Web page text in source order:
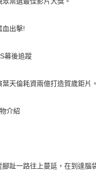
血出擊!
幕後追蹤
葉天倫耗資兩億打造賀歲鉅片。
介紹
腳趾一路往上蔓延，在到達